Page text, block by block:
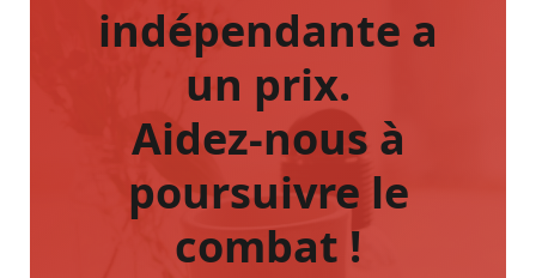
indépendante a
un prix.
Aidez-nous à
poursuivre le
combat !